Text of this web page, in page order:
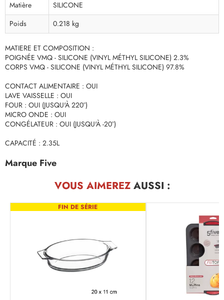
Matière
SILICONE
Poids
0.218 kg
MATIERE ET COMPOSITION :
POIGNÉE VMQ - SILICONE (VINYL MÉTHYL SILICONE) 2.3%
CORPS VMQ - SILICONE (VINYL MÉTHYL SILICONE) 97.8%
CONTACT ALIMENTAIRE : OUI
LAVE VAISSELLE : OUI
FOUR : OUI (JUSQU'À 220°)
MICRO ONDE : OUI
CONGÉLATEUR : OUI (JUSQU'À -20°)
CAPACITÉ : 2.35L
Marque Five
VOUS AIMEREZAUSSI :
FIN DE SÉRIE